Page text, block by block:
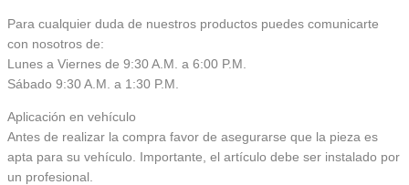
Para cualquier duda de nuestros productos puedes comunicarte
con nosotros de:
Lunes a Viernes de 9:30 A.M. a 6:00 P.M.
Sábado 9:30 A.M. a 1:30 P.M.
Aplicación en vehículo
Antes de realizar la compra favor de asegurarse que la pieza es
apta para su vehículo. Importante, el artículo debe ser instalado por
un profesional.